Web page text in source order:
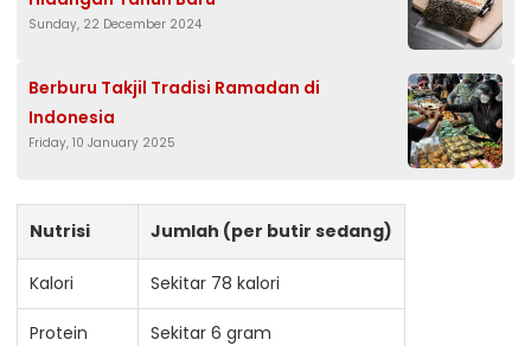
Sunday, 22 December 2024
Berburu Takjil Tradisi Ramadan di
Indonesia
Friday, 10 January 2025
Nutrisi Jumlah (per butir sedang)
Kalori Sekitar 78 kalori
Protein Sekitar 6 gram